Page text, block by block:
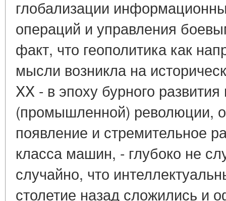
глобализации
операций и управления
факт, что геополитика как
мысли возникла на
XX - в эпоху бурного
(промышленной) революции,
появление и стремительное
класса машин, - глубоко не
случайно, что
столетие назад сложились и